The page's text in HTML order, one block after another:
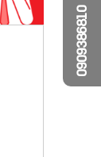
0909386810